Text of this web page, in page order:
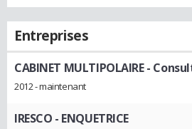
Entreprises
CABINET MULTIPOLAIRE-
2012 - maintenant
IRESCO - ENQUETRICE